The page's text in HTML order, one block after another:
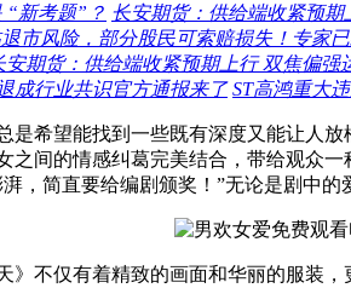
“新考题”？ 长安期货：供给端收紧预
市风险，部分股民可索赔损失！专家
安期货：供给端收紧预期上行 双焦偏强
成行业共识官方通报来了 ST高鸿重大
是希望能找到一些既有深度又能让人
之间的情感纠葛完美结合，带给观众
，简直要给编剧颁奖！”无论是剧中
》不仅有着精致的画面和华丽的服装